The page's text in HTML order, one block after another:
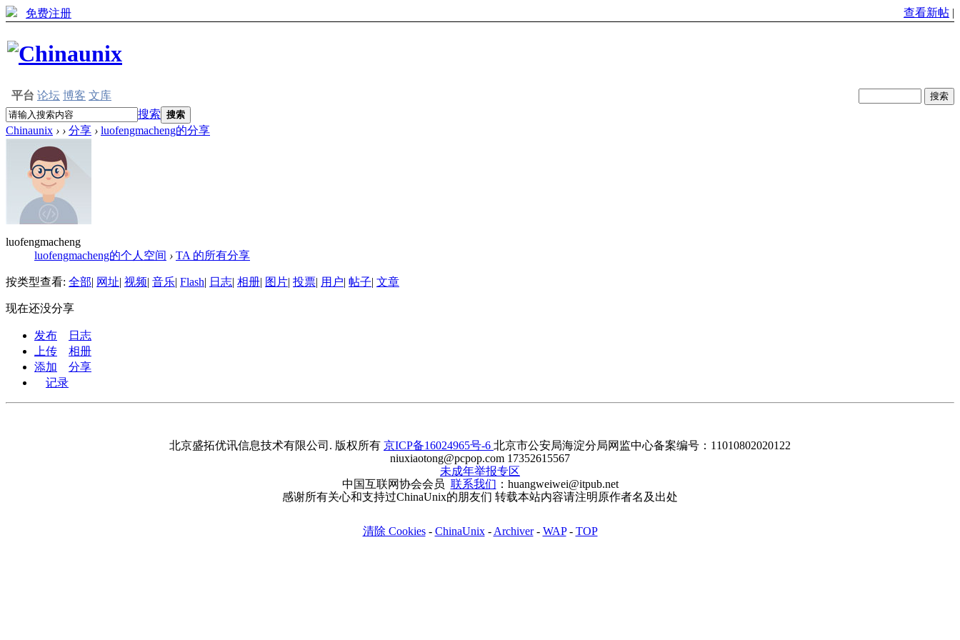
免费注册 查看新帖 |
平台 论坛 博客 文库
搜索 搜索
Chinaunix › › 分享 › luofengmacheng的分享
luofengmacheng
luofengmacheng的个人空间 › TA 的所有分享
按类型查看: 全部| 网址| 视频| 音乐| Flash| 日志| 相册| 图片| 投票| 用户| 帖子| 文章
现在还没分享
发布
日志
上传
相册
添加
分享
记录
北京盛拓优讯信息技术有限公司. 版权所有 京ICP备16024965号-6 北京市公安局海淀分局网监中心备案编号：11010802020122
niuxiaotong@pcpop.com 17352615567
未成年举报专区
中国互联网协会会员 联系我们 ：huangweiwei@itpub.net
感谢所有关心和支持过ChinaUnix的朋友们 转载本站内容请注明原作者名及出处
清除 Cookies- ChinaUnix- Archiver- WAP- TOP